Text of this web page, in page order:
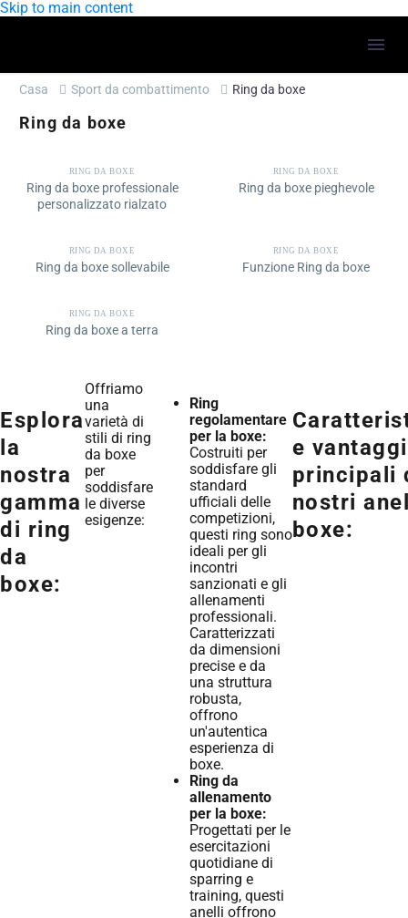
Skip to main content
Casa Sport da combattimento Ring da boxe
Ring da boxe
RING DA BOXE
Ring da boxe professionale
personalizzato rialzato
RING DA BOXE
Ring da boxe pieghevole
RING DA BOXE
Ring da boxe sollevabile
RING DA BOXE
Funzione Ring da boxe
RING DA BOXE
Ring da boxe a terra
Esplora
la
nostra
gamma
di ring
da
boxe:
Offriamo
una
varietà di
stili di ring
da boxe
per
soddisfare
le diverse
esigenze:
Ring
regolamentare
per la boxe:
Costruiti per
soddisfare gli
standard
ufficiali delle
competizioni,
questi ring sono
ideali per gli
incontri
sanzionati e gli
allenamenti
professionali.
Caratterizzati
da dimensioni
precise e da
una struttura
robusta,
offrono
un'autentica
esperienza di
boxe.
Ring da
allenamento
per la boxe:
Progettati per le
esercitazioni
quotidiane di
sparring e
training, questi
anelli offrono
e vantaggi
principali
nostri
boxe: